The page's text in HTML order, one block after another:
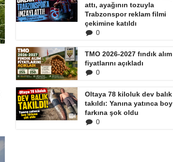
attı, ayağının tozuyla
Trabzonspor reklam filmi
çekimine katıldı
0
TMO 2026-2027 fındık alım
fiyatlarını açıkladı
0
Oltaya 78 kiloluk dev balık
takıldı: Yanına yatınca boy
farkına şok oldu
0